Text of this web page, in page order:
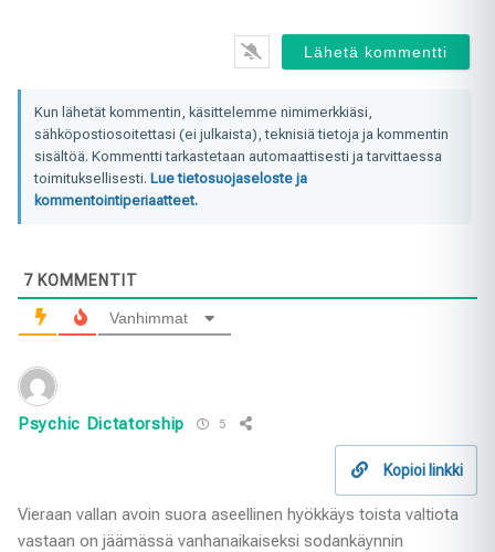
Kun lähetät kommentin, käsittelemme nimimerkkiäsi,
sähköpostiosoitettasi (ei julkaista), teknisiä tietoja ja kommentin
sisältöä. Kommentti tarkastetaan automaattisesti ja tarvittaessa
toimituksellisesti. Lue tietosuojaseloste ja
kommentointiperiaatteet.
7 KOMMENTIT
Vanhimmat
Psychic Dictatorship 5
Kopioi linkki
Vieraan vallan avoin suora aseellinen hyökkäys toista valtiota
vastaan on jäämässä vanhanaikaiseksi sodankäynnin